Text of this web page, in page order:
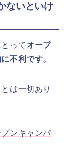
ないといけ
って オープ
不利です。
は一切あり
ンキャンパ